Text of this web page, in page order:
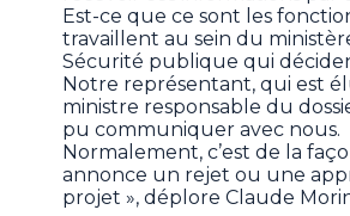
Est-ce que ce sont les
travaillent au sein du
Sécurité publique qui
Notre représentant, qui est
ministre responsable du
pu communiquer avec nous.
Normalement, c’est de la
annonce un rejet ou une
projet », déplore Claude